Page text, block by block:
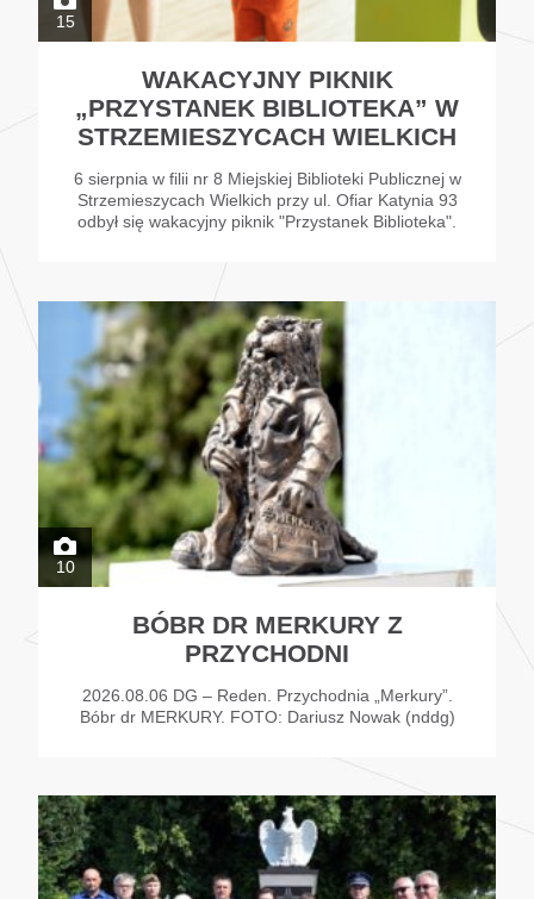
15
WAKACYJNY PIKNIK
„PRZYSTANEK BIBLIOTEKA” W
STRZEMIESZYCACH WIELKICH
6 sierpnia w filii nr 8 Miejskiej Biblioteki Publicznej w
Strzemieszycach Wielkich przy ul. Ofiar Katynia 93
odbył się wakacyjny piknik "Przystanek Biblioteka".
10
BÓBR DR MERKURY Z
PRZYCHODNI
2026.08.06 DG – Reden. Przychodnia „Merkury”.
Bóbr dr MERKURY. FOTO: Dariusz Nowak (nddg)